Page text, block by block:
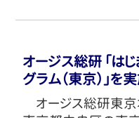
オージス総研 「は
グラム（東京）」を
オージス総研東